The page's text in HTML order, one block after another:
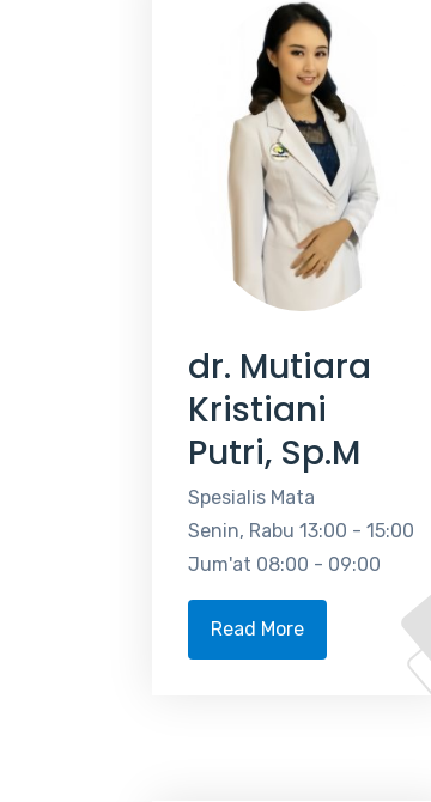
dr. Mutiara
Kristiani
Putri, Sp.M
Spesialis Mata
Senin, Rabu 13:00 - 15:00
Jum'at 08:00 - 09:00
Read More